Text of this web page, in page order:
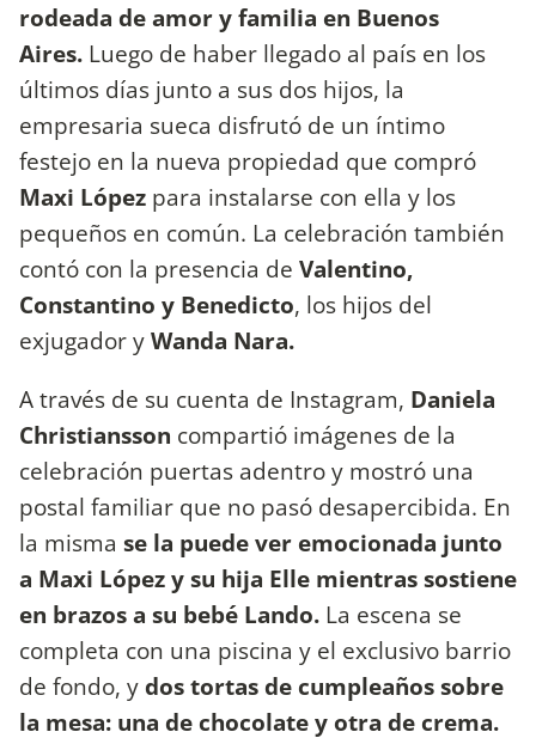
rodeada de amor y familia en Buenos
Aires. Luego de haber llegado al país en los
últimos días junto a sus dos hijos, la
empresaria sueca disfrutó de un íntimo
festejo en la nueva propiedad que compró
Maxi López para instalarse con ella y los
pequeños en común. La celebración también
contó con la presencia de Valentino,
Constantino y Benedicto, los hijos del
exjugador yWanda Nara.
A través de su cuenta de Instagram, Daniela
Christiansson compartió imágenes de la
celebración puertas adentro y mostró una
postal familiar que no pasó desapercibida. En
la misma se la puede ver emocionada junto
a Maxi López y su hija Elle mientras sostiene
en brazos a su bebé Lando. La escena se
completa con una piscina y el exclusivo barrio
de fondo, ydos tortas de cumpleaños sobre
la mesa: una de chocolate y otra de crema.